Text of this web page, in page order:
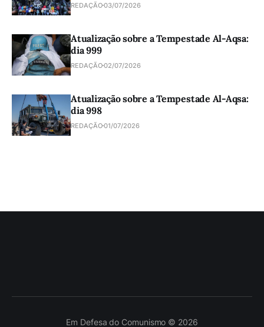
REDAÇÃO03/07/2026
Atualização sobre a Tempestade Al-Aqsa:
dia 999
REDAÇÃO02/07/2026
Atualização sobre a Tempestade Al-Aqsa:
dia 998
REDAÇÃO01/07/2026
Em Defesa do Comunismo © 2026